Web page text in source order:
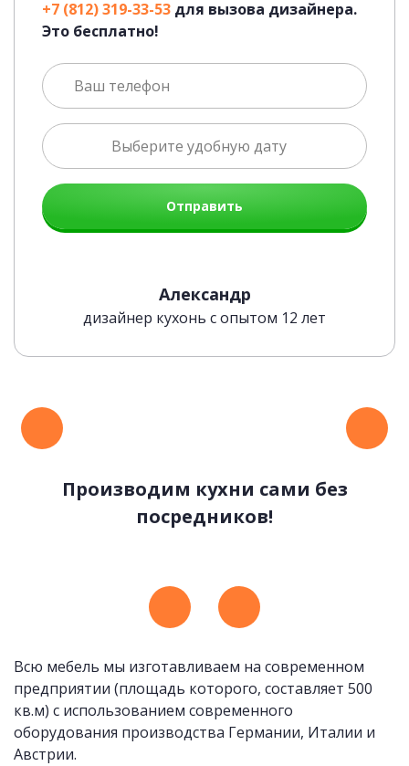
Современная Blum-фурнитура
+7 (812) 319-33-53 для вызова дизайнера.
Это бесплатно!
Отправить
Александр
дизайнер кухонь с опытом 12 лет
Производим кухни сами без
посредников!
Всю мебель мы изготавливаем на современном
предприятии (площадь которого, составляет 500
кв.м) с использованием современного
оборудования производства Германии, Италии и
Австрии.